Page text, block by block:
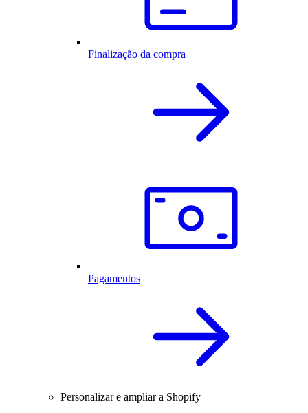
Finalização da compra
Pagamentos
Personalizar e ampliar a Shopify